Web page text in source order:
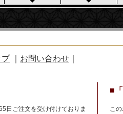
プ｜ お問い合わせ
日ご注文を受け付けておりま
■
こ